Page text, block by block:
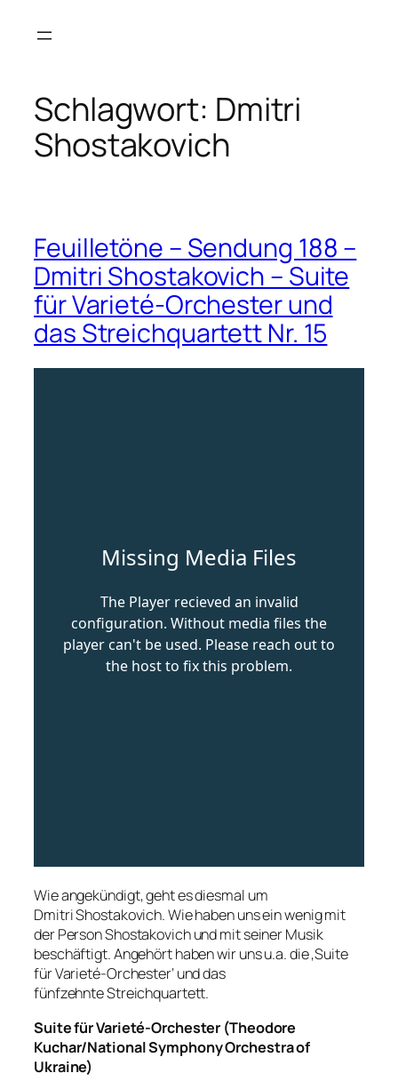
Inhalt
Schlagwort: Dmitri
Shostakovich
Feuilletöne – Sendung 188 –
Dmitri Shostakovich – Suite
für Varieté-Orchester und
das Streichquartett Nr. 15
Wie angekündigt, geht es diesmal um
Dmitri Shostakovich. Wie haben uns ein wenig mit
der Person Shostakovich und mit seiner Musik
beschäftigt. Angehört haben wir uns u.a. die ‚Suite
für Varieté-Orchester‘ und das
fünfzehnte Streichquartett.
Suite für Varieté-Orchester (Theodore
Kuchar/National Symphony Orchestra of
Ukraine)